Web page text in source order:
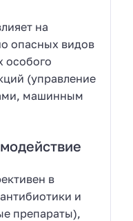
на
опасных видов
особого
(управление
машинным
в
и
препараты),